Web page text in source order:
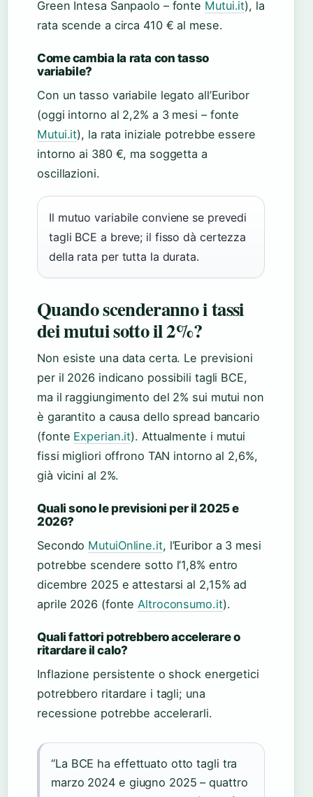
Green Intesa Sanpaolo – fonte Mutui.it), la
rata scende a circa 410 € al mese.
Come cambia la rata con tasso
variabile?
Con un tasso variabile legato all’Euribor
(oggi intorno al 2,2% a 3 mesi – fonte
Mutui.it), la rata iniziale potrebbe essere
intorno ai 380 €, ma soggetta a
oscillazioni.
Il mutuo variabile conviene se prevedi
tagli BCE a breve; il fisso dà certezza
della rata per tutta la durata.
Quando scenderanno i tassi
dei mutui sotto il 2%?
Non esiste una data certa. Le previsioni
per il 2026 indicano possibili tagli BCE,
ma il raggiungimento del 2% sui mutui non
è garantito a causa dello spread bancario
(fonte Experian.it). Attualmente i mutui
fissi migliori offrono TAN intorno al 2,6%,
già vicini al 2%.
Quali sono le previsioni per il 2025 e
2026?
Secondo MutuiOnline.it, l’Euribor a 3 mesi
potrebbe scendere sotto l’1,8% entro
dicembre 2025 e attestarsi al 2,15% ad
aprile 2026 (fonte Altroconsumo.it).
Quali fattori potrebbero accelerare o
ritardare il calo?
Inflazione persistente o shock energetici
potrebbero ritardare i tagli; una
recessione potrebbe accelerarli.
“La BCE ha effettuato otto tagli tra
marzo 2024 e giugno 2025 – quattro